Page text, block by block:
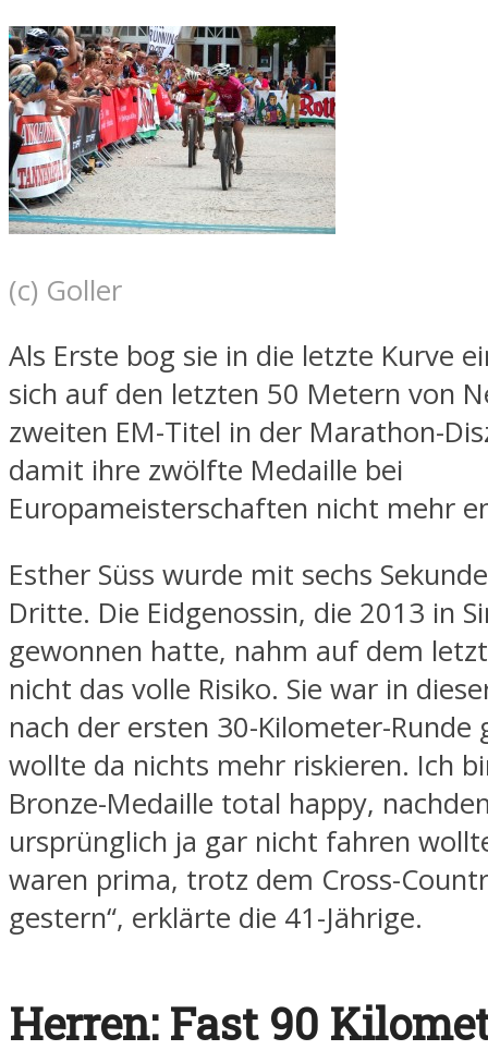
(c) Goller
Als Erste bog sie in die letzte Kurve
sich auf den letzten 50 Metern von
zweiten EM-Titel in der Marathon-
damit ihre zwölfte Medaille bei
Europameisterschaften nicht mehr
Esther Süss wurde mit sechs
Dritte. Die Eidgenossin, die 2013 in
gewonnen hatte, nahm auf dem
nicht das volle Risiko. Sie war in
nach der ersten 30-Kilometer-Runde
wollte da nichts mehr riskieren. Ich
Bronze-Medaille total happy,
ursprünglich ja gar nicht fahren
waren prima, trotz dem Cross-
gestern“, erklärte die 41-Jährige.
Herren: Fast 90